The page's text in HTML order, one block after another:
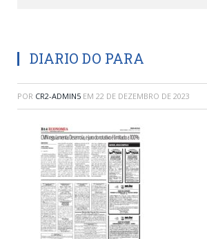
DIARIO DO PARA
POR CR2-ADMIN5 EM 22 DE DEZEMBRO DE 2023